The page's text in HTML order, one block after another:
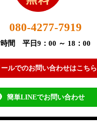
080-4277-7919
間 平日9：00 ～ 18：00
ールでのお問い合わせはこちら
簡単LINEでお問い合わせ